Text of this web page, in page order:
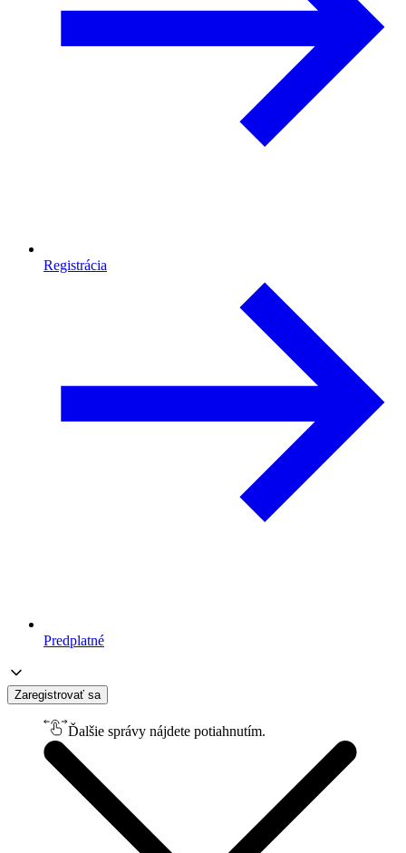
Registrácia
Predplatné
Zaregistrovať sa
Ďalšie správy nájdete potiahnutím.